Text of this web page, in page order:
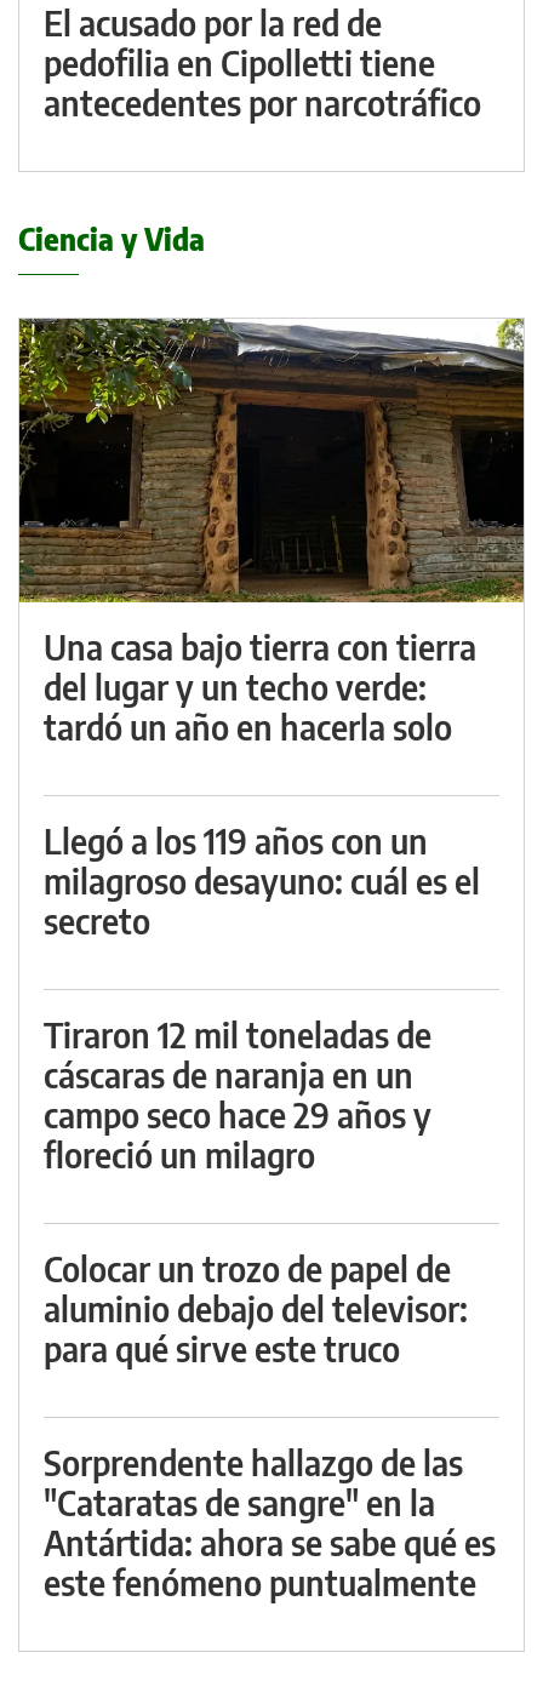
El acusado por la red de
pedofilia en Cipolletti tiene
antecedentes por narcotráfico
Ciencia y Vida
Una casa bajo tierra con tierra
del lugar y un techo verde:
tardó un año en hacerla solo
Llegó a los 119 años con un
milagroso desayuno: cuál es el
secreto
Tiraron 12 mil toneladas de
cáscaras de naranja en un
campo seco hace 29 años y
floreció un milagro
Colocar un trozo de papel de
aluminio debajo del televisor:
para qué sirve este truco
Sorprendente hallazgo de las
"Cataratas de sangre" en la
Antártida: ahora se sabe qué es
este fenómeno puntualmente